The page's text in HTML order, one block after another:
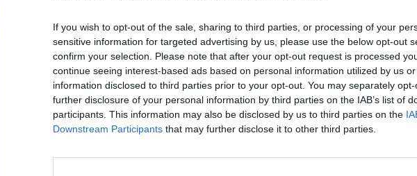
If you wish to opt-out of the sale, sharing to third parties, or processing of your
sensitive information for targeted advertising by us, please use the below opt-out
confirm your selection. Please note that after your opt-out request is processed
continue seeing interest-based ads based on personal information utilized by us
information disclosed to third parties prior to your opt-out. You may separately
further disclosure of your personal information by third parties on the IAB’s list of
participants. This information may also be disclosed by us to third parties on the
Downstream Participants that may further disclose it to other third parties.
ohroženou užovku stromovou, ale i
další druhy živočichů. Ochráncům
monitoringu podařilo v lokalitě
jedince kriticky ohrožené užovky stromové, ačkoli
je kolem Stráže nad Ohří. Pozorování tak
podmínky mohou být pro tento druh vhodné.
přínosu projektu bude předmětem
řekla dnes novinářům specialistka
projektů Mattoni Lucie Štefanská.